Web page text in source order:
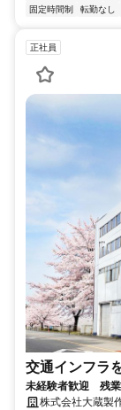
固定時間制
転勤なし
正社員
交通インフラ
未経験者歓迎 残
株式会社大蔵製